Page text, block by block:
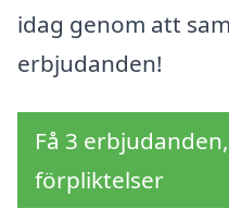
idag genom att
erbjudanden!
Få 3
förpliktelser